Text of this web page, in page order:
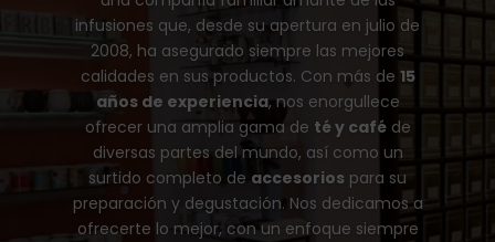
infusiones que, desde su apertura en julio de
2008, ha asegurado siempre las mejores
calidades en sus productos. Con más de 15
años de experiencia, nos enorgullece
ofrecer una amplia gama de té y caféde
diversas partes del mundo, así como un
surtido completo de accesorios para su
preparación y degustación. Nos dedicamos a
ofrecerte lo mejor, con un enfoque siempre